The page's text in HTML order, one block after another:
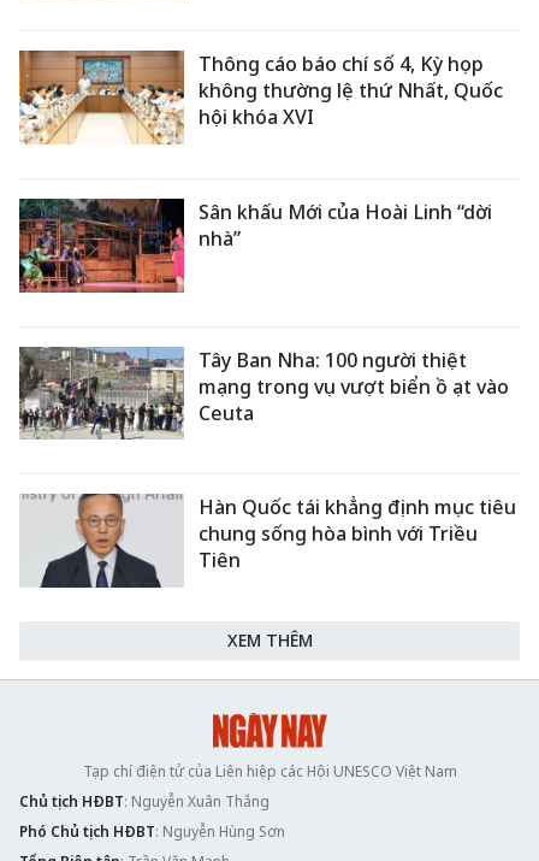
Thông cáo báo chí số 4, Kỳ họp
không thường lệ thứ Nhất, Quốc
hội khóa XVI
Sân khấu Mới của Hoài Linh “dời
nhà”
Tây Ban Nha: 100 người thiệt
mạng trong vụ vượt biển ồ ạt vào
Ceuta
Hàn Quốc tái khẳng định mục tiêu
chung sống hòa bình với Triều
Tiên
XEM THÊM
Tạp chí điện tử của Liên hiệp các Hội UNESCO Việt Nam
Chủ tịch HĐBT: Nguyễn Xuân Thắng
Phó Chủ tịch HĐBT: Nguyễn Hùng Sơn